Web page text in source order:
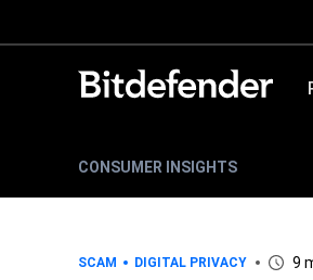
CONSUMER INSIGHTS
SCAM DIGITAL PRIVACY 9